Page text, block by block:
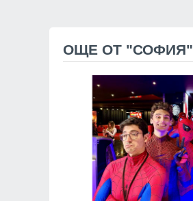
ОЩЕ ОТ "СОФИЯ"
9